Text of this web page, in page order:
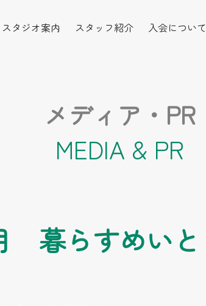
スタジオ案内 スタッフ紹介 入会について
メディア・PR
MEDIA & PR
暮らすめいと